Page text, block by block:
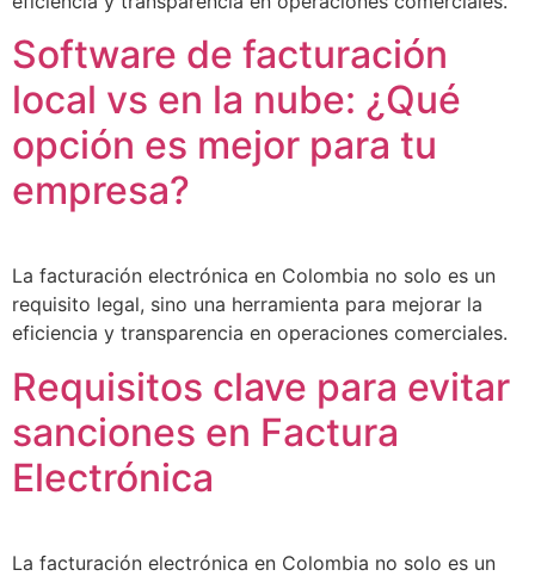
Software de facturación
local vs en la nube: ¿Qué
opción es mejor para tu
empresa?
La facturación electrónica en Colombia no solo es un
requisito legal, sino una herramienta para mejorar la
eficiencia y transparencia en operaciones comerciales.
Requisitos clave para evitar
sanciones en Factura
Electrónica
La facturación electrónica en Colombia no solo es un